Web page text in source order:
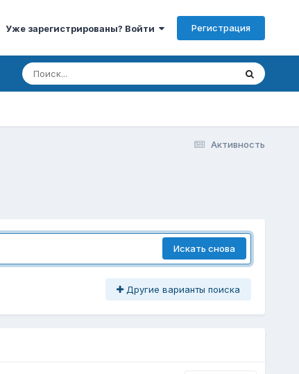
Уже зарегистрированы? Войти Регистрация
Активность
Искать снова
Другие варианты поиска